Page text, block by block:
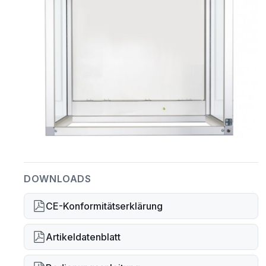
DOWNLOADS
CE-Konformitätserklärung
Artikeldatenblatt